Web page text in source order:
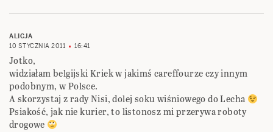
ALICJA
10 STYCZNIA 2011
16:41
Jotko,
widziałam belgijski Kriek w jakimś careffourze czy innym
podobnym, w Polsce.
A skorzystaj z rady Nisi, dolej soku wiśniowego do Lecha
Psiakość, jak nie kurier, to listonosz mi przerywa roboty
drogowe